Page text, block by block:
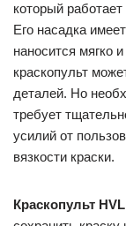
который
Его насадка
наносится мягко
краскопульт
деталей. Но
требует
усилий от
вязкости краски.
Краскопульт